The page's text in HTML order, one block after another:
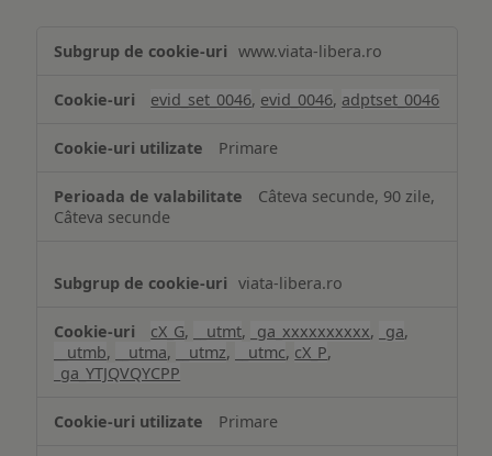
www.viata-libera.ro
evid_set_0046, evid_0046, adptset_0046
Primare
Câteva secunde, 90 zile,
Câteva secunde
viata-libera.ro
cX_G, __utmt, _ga_xxxxxxxxxx, _ga,
__utmb, __utma, __utmz, __utmc, cX_P,
_ga_YTJQVQYCPP
Primare